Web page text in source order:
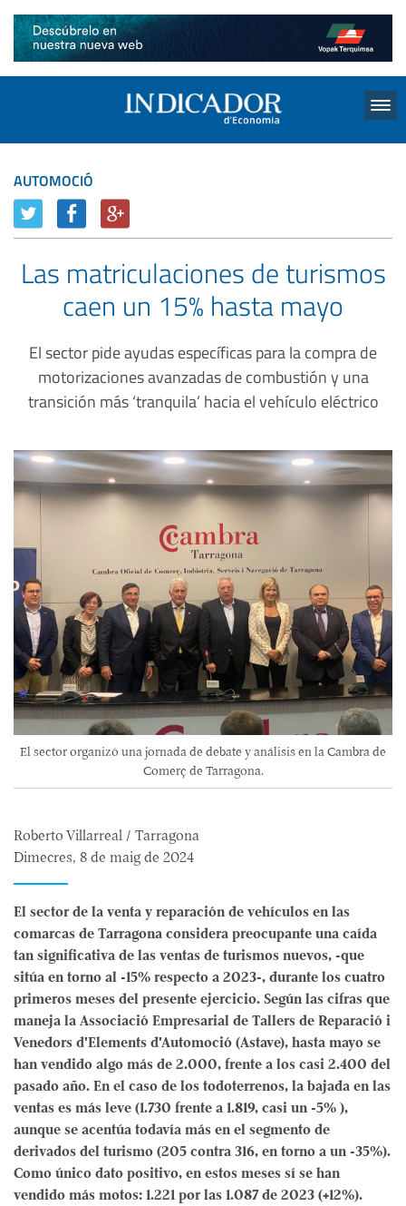
AUTOMOCIÓ
Las matriculaciones de turismos
caen un 15% hasta mayo
El sector pide ayudas específicas para la compra de
motorizaciones avanzadas de combustión y una
transición más ‘tranquila’ hacia el vehículo eléctrico
El sector organizó una jornada de debate y análisis en la Cambra de
Comerç de Tarragona.
Roberto Villarreal / Tarragona
Dimecres, 8 de maig de 2024
El sector de la venta y reparación de vehículos en las
comarcas de Tarragona considera preocupante una caída
tan significativa de las ventas de turismos nuevos, -que
sitúa en torno al -15% respecto a 2023-, durante los cuatro
primeros meses del presente ejercicio. Según las cifras que
maneja la Associació Empresarial de Tallers de Reparació i
Venedors d'Elements d'Automoció (Astave), hasta mayo se
han vendido algo más de 2.000, frente a los casi 2.400 del
pasado año. En el caso de los todoterrenos, la bajada en las
ventas es más leve (1.730 frente a 1.819, casi un -5% ),
aunque se acentúa todavía más en el segmento de
derivados del turismo (205 contra 316, en torno a un -35%).
Como único dato positivo, en estos meses sí se han
vendido más motos: 1.221 por las 1.087 de 2023 (+12%).